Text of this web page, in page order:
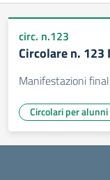
circ. n.123
Circolare n.
Manifestazioni
Circolari per